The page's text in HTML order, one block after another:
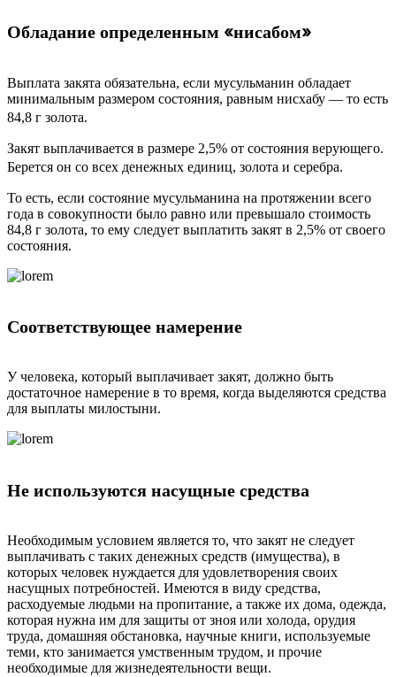
Обладание определенным «нисабом»
Выплата закята обязательна, если мусульманин обладает
минимальным размером состояния, равным нисхабу — то есть
84,8 г золота.
Закят выплачивается в размере 2,5% от состояния верующего.
Берется он со всех денежных единиц, золота и серебра.
То есть, если состояние мусульманина на протяжении всего
года в совокупности было равно или превышало стоимость
84,8 г золота, то ему следует выплатить закят в 2,5% от своего
состояния.
Соответствующее намерение
У человека, который выплачивает закят, должно быть
достаточное намерение в то время, когда выделяются средства
для выплаты милостыни.
Не используются насущные средства
Необходимым условием является то, что закят не следует
выплачивать с таких денежных средств (имущества), в
которых человек нуждается для удовлетворения своих
насущных потребностей. Имеются в виду средства,
расходуемые людьми на пропитание, а также их дома, одежда,
которая нужна им для защиты от зноя или холода, орудия
труда, домашняя обстановка, научные книги, используемые
теми, кто занимается умственным трудом, и прочие
необходимые для жизнедеятельности вещи.